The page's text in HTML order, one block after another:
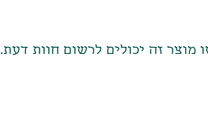
זה יכולים לרשום חוות דעת.